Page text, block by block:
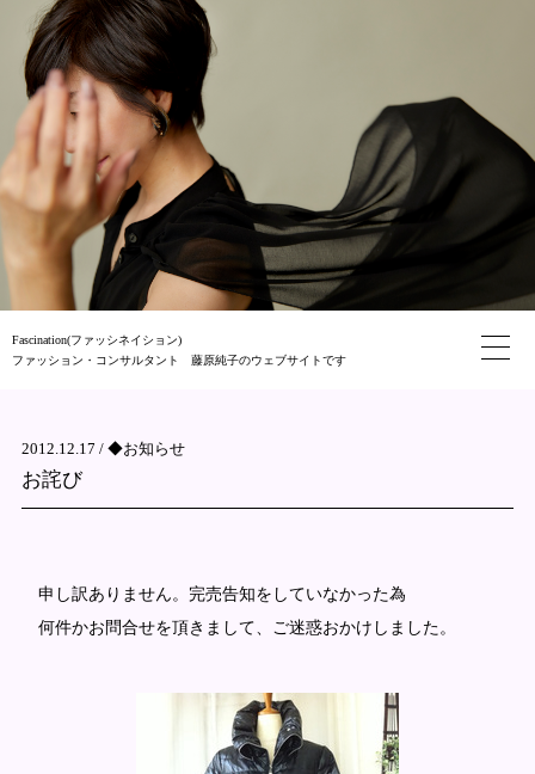
Fascination(ファッシネイション)
ファッション・コンサルタント 藤原純子のウェブサイトです
2012.12.17 / ◆お知らせ
お詫び
申し訳ありません。完売告知をしていなかった為
何件かお問合せを頂きまして、ご迷惑おかけしました。